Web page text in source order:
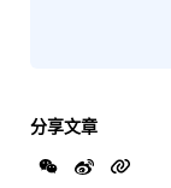
分享文章